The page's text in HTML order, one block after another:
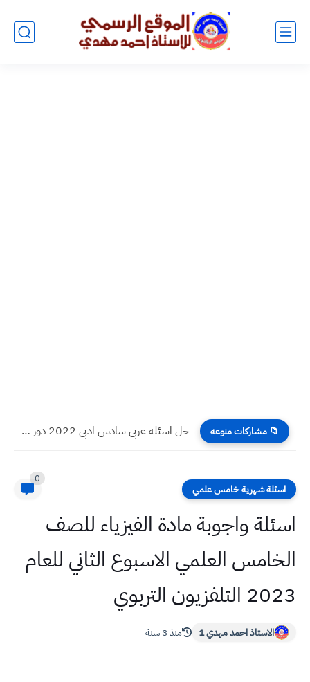
📁 مشاركات منوعه حل اسئلة عربي سادس ادبي 2022 دور ثاني
اسئلة شهرية خامس علمي
0
اسئلة واجوبة مادة الفيزياء للصف
الخامس العلمي الاسبوع الثاني للعام
2023 التلفزيون التربوي
الاستاذ احمد مهدي 1 منذ 3 سنة